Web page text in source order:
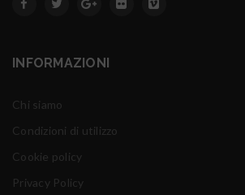
INFORMAZIONI
Chi siamo
Condizioni di utilizzo
Cookie policy
Privacy Policy